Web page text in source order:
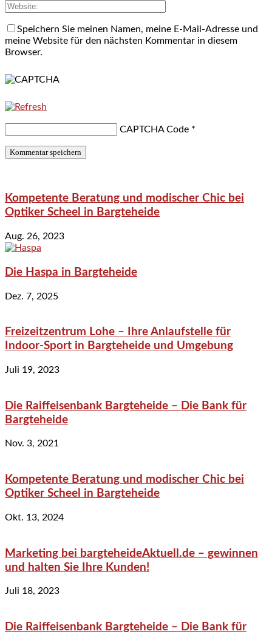
Speichern Sie meinen Namen, meine E-Mail-Adresse und
meine Website für den nächsten Kommentar in diesem
Browser.
CAPTCHA Code *
Kompetente Beratung und modischer Chic bei
Optiker Scheel in Bargteheide
Aug. 26, 2023
Die Haspa in Bargteheide
Dez. 7, 2025
Freizeitzentrum Lohe – Ihre Anlaufstelle für
Indoor-Sport in Bargteheide und Umgebung
Juli 19, 2023
Die Raiffeisenbank Bargteheide – Die Bank für
Bargteheide
Nov. 3, 2021
Kompetente Beratung und modischer Chic bei
Optiker Scheel in Bargteheide
Okt. 13, 2024
Marketing bei bargteheideAktuell.de – gewinnen
und halten Sie Ihre Kunden!
Juli 18, 2023
Die Raiffeisenbank Bargteheide – Die Bank für